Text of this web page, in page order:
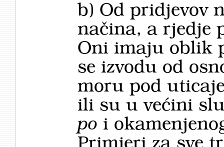
b) Od pridjevov
načina, a rjedje
Oni imaju oblik
se izvodu od
moru pod
ili su u većini
po i